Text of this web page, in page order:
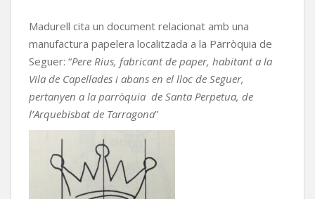
Madurell cita un document relacionat amb una
manufactura papelera localitzada a la Parròquia de
Seguer: “Pere Rius, fabricant de paper, habitant a la
Vila de Capellades i abans en el lloc de Seguer,
pertanyen a la parròquia de Santa Perpetua, de
l’Arquebisbat de Tarragona”